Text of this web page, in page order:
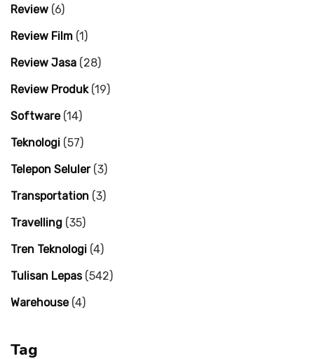
Review (6)
Review Film (1)
Review Jasa (28)
Review Produk(19)
Software(14)
Teknologi (57)
Telepon Seluler(3)
Transportation (3)
Travelling (35)
Tren Teknologi (4)
Tulisan Lepas(542)
Warehouse(4)
Tag